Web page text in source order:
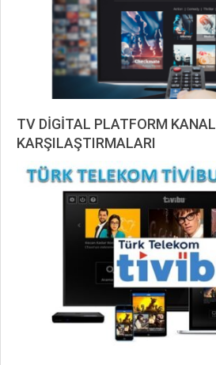
TV DİGİTAL PLATFORM KANAL
KARŞILAŞTIRMALARI
2019-
11-